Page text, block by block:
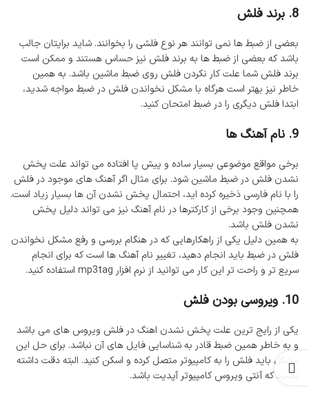
8. برند فلش
بعضی از ضبط ها نمی توانند هر نوع فلشی را بخوانند. شاید برایتان جالب
باشد که بعضی از ضبط ها به برند فلش نیز حساس هستند و ممکن است
برند فلش شما علت کار نکردن فلش روی ضبط ماشین باشد. به همین
خاطر نیز بهتر است هرگاه با مشکل نخواندن فلش در ضبط مواجه شدید،
ابتدا فلش دیگری را در ضبط امتحان کنید.
9. نام آهنگ ها
برخی مواقع موضوعی بسیار ساده و پیش پا افتاده می تواند علت پخش
نشدن فلش در ضبط ماشین شود. برای مثال اگر آهنگ های موجود در فلش
را با نام فارسی ذخیره کرده اید، احتمال پخش نشدن آن ها بسیار زیاد است.
همچنین وجود برخی از کارکترها در نام آهنگ نیز می تواند دلیل پخش
نشدن فلش باشد.
به همین دلیل یکی از راهکارهایی که در هنگام بررسی و رفع مشکل نخواندن
فلش در ضبط باید انجام دهید، تغییر نام آهنگ ها است که برای انجام
سریع تر و راحت تر این کار می توانید از نرم افزار mp3tag استفاده کنید.
10. ویروسی بودن فلش
یکی از رایج ترین علت پخش نشدن اهنگ در فلش ویروس های می باشد
و به خاطر همین ضبط قادر به شناسایی فایل های آن نباشد. برای حل این
مشکل باید فلش را به کامپیوتر متصل کرده و اسکن کنید. البته دقت داشته
باشید که آنتی ویروس کامپیوتر آپدیت باشد.